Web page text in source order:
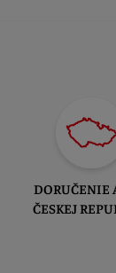
DORUČENIE
ČESKEJ